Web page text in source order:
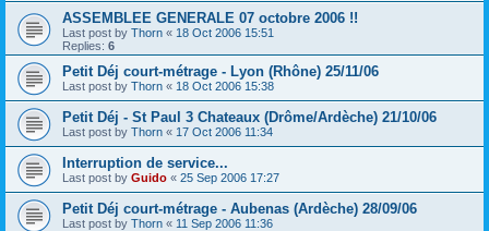
ASSEMBLEE GENERALE 07 octobre 2006 !!
Last post by Thorn « 18 Oct 2006 15:51
Replies: 6
Petit Déj court-métrage - Lyon (Rhône) 25/11/06
Last post by Thorn « 18 Oct 2006 15:38
Petit Déj - St Paul 3 Chateaux (Drôme/Ardèche) 21/10/06
Last post by Thorn « 17 Oct 2006 11:34
Interruption de service...
Last post by Guido « 25 Sep 2006 17:27
Petit Déj court-métrage - Aubenas (Ardèche) 28/09/06
Last post by Thorn « 11 Sep 2006 11:36